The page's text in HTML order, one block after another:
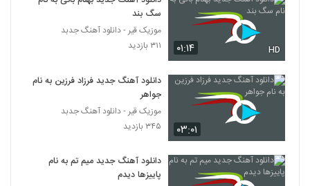
دانلود آهنگ جدید و زیبای امیر کاظمی با نام
همه چی رواله
602
۶,۳۸۵ بازدید
603
Salar Aghili Darvish
۸۵۳ بازدید
دانلود آهنگ جدید و زیبای سالار عقیلی با نام
۰۱:۱۴ HD
سگ بند
موزیک قیر - دانلود آهنگ جدبد
۳۱۱ بازدید
۰۳:۰۱
دانلود آهنگ جدید فرزاد فرزین به نام
جواهر
موزیک قیر - دانلود آهنگ جدبد
۳۴۵ بازدید
دانلود آهنگ جدید میم تم به نام
پاییزها دیدم